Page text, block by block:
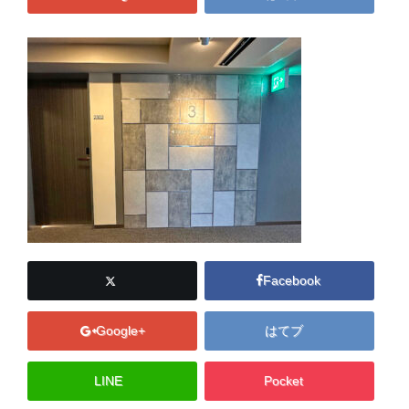
Facebook
Google+ はてブ
LINE Pocket